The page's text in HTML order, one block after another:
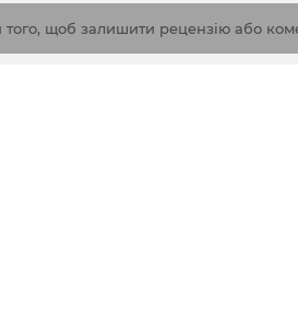
щоб залишити рецензію або